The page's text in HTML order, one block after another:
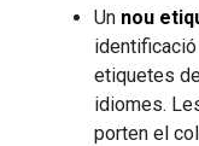
Un nou
etiquetes
idiomes.
porten el